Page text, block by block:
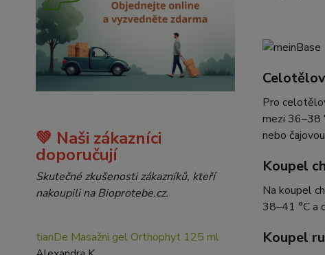
💚 Naši zákazníci
doporučují
Skutečné zkušenosti zákazníků, kteří
nakoupili na Bioprotebe.cz.
tianDe Masažni gel Orthophyt 125 ml
Pro
mezi 36–38
nebo
Koupel
Na koupel
38–41 °C a
Koupel